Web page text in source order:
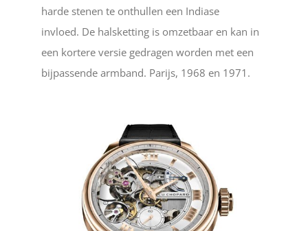
harde stenen te onthullen een Indiase
invloed. De halsketting is omzetbaar en kan in
een kortere versie gedragen worden met een
bijpassende armband. Parijs, 1968 en 1971.